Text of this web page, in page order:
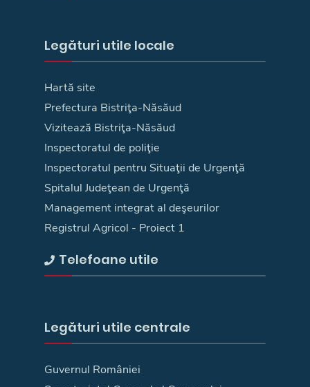
Legături utile locale
Hartă site
Prefectura Bistriţa-Năsăud
Vizitează Bistriţa-Năsăud
Inspectoratul de poliţie
Inspectoratul pentru Situaţii de Urgenţă
Spitalul Judeţean de Urgenţă
Management integrat al deşeurilor
Registrul Agricol - Proiect 1
Telefoane utile
Legături utile centrale
Guvernul României